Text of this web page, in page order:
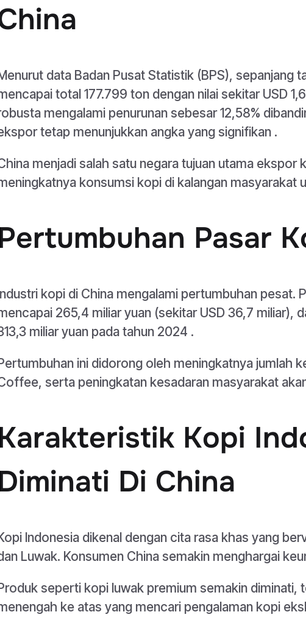
data Badan Pusat Statistik (BPS), sepanjang
total 177.799 ton dengan nilai sekitar USD
mengalami penurunan sebesar 12,58%
tetap menunjukkan angka yang signifikan .
menjadi salah satu negara tujuan utama ekspor
konsumsi kopi di kalangan masyarakat
Pasar
kopi di China mengalami pertumbuhan pesat.
265,4 miliar yuan (sekitar USD 36,7 miliar),
miliar yuan pada tahun 2024 .
ini didorong oleh meningkatnya jumlah
serta peningkatan kesadaran masyarakat
Kopi
Di China
Indonesia dikenal dengan cita rasa khas yang
Luwak. Konsumen China semakin menghargai
seperti kopi luwak premium semakin diminati,
ke atas yang mencari pengalaman kopi